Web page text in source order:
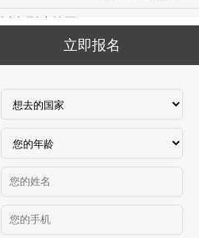
以色列建筑工
￥25万以上/年
以色列厨师
￥26谢克起/小时
韩国水产养殖和渔业加工
加拿大水产加工
￥3000-4000加币/月
赴新加坡建筑
￥2000新币/月
高尔夫球童
立即报名